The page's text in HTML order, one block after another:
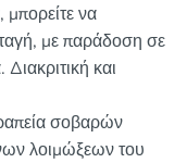
να
με παράδοση σε
και
σοβαρών
λοιμώξεων του